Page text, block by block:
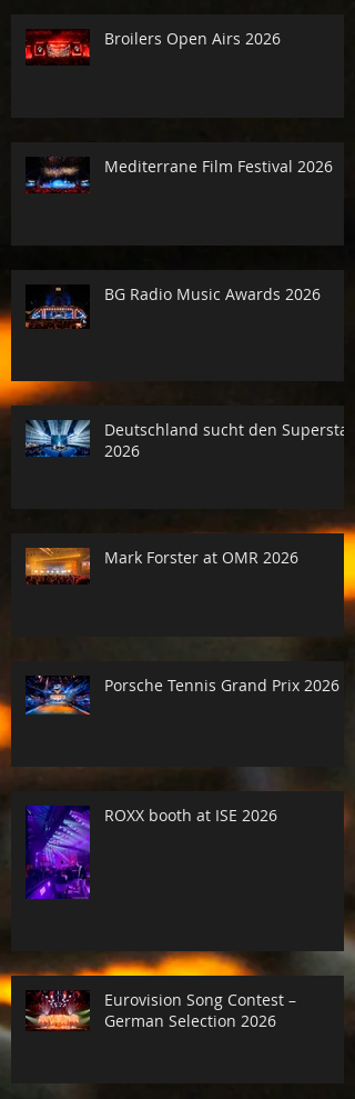
Broilers Open Airs 2026
Mediterrane Film Festival 2026
BG Radio Music Awards 2026
Deutschland sucht den Superstar
2026
Mark Forster at OMR 2026
Porsche Tennis Grand Prix 2026
ROXX booth at ISE 2026
Eurovision Song Contest –
German Selection 2026